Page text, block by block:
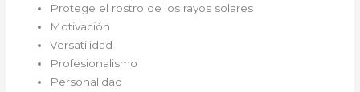
Protege el rostro de los rayos solares
Motivación
Versatilidad
Profesionalismo
Personalidad